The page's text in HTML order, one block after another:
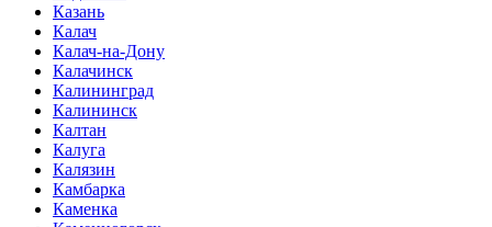
Казань
Калач
Калач-на-Дону
Калачинск
Калининград
Калининск
Калтан
Калуга
Калязин
Камбарка
Каменка